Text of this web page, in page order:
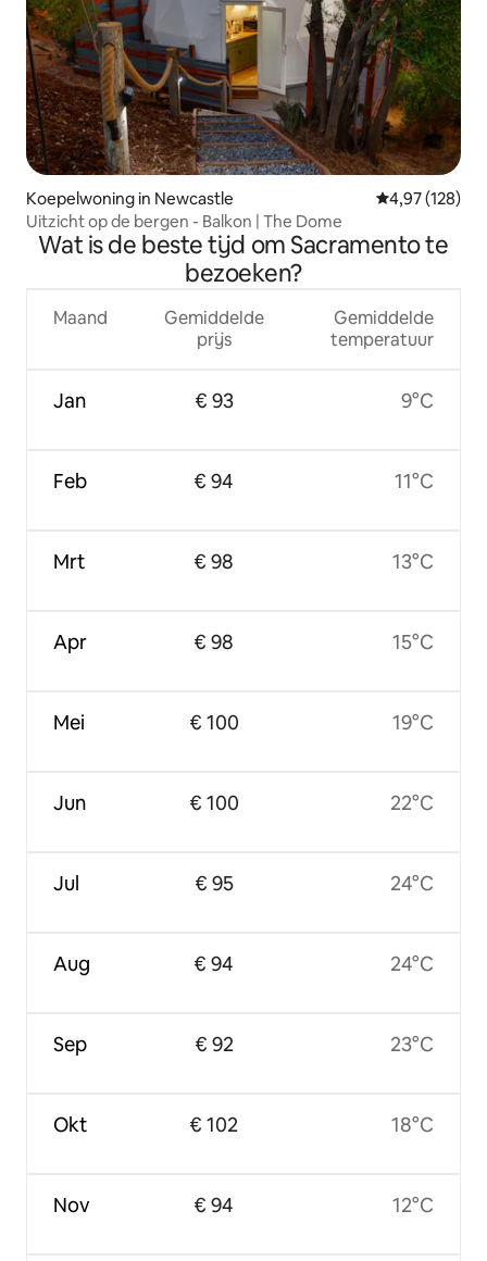
Koepelwoning in Newcastle Gemiddelde
4,97 (128)
Uitzicht op de bergen - Balkon | The Dome
Wat is de beste tijd om Sacramento te
bezoeken?
Maand
Jan
Feb
Mrt
Apr
Mei
Jun
Jul
Aug
Sep
Okt
Nov
Gemiddelde
prijs
€ 93
€ 94
€ 98
€ 98
€ 100
€ 100
€ 95
€ 94
€ 92
€ 102
€ 94
Gemiddelde
temperatuur
9°C
11°C
13°C
15°C
19°C
22°C
24°C
24°C
23°C
18°C
12°C